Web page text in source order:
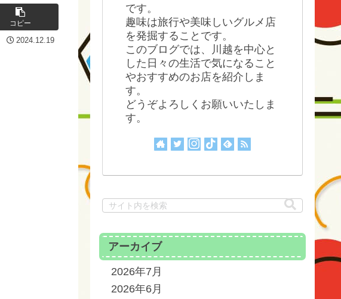
コピー
2024.12.19
です。
趣味は旅行や美味しいグルメ店
を発掘することです。
このブログでは、川越を中心と
した日々の生活で気になること
やおすすめのお店を紹介しま
す。
どうぞよろしくお願いいたしま
す。
アーカイブ
2026年7月
2026年6月